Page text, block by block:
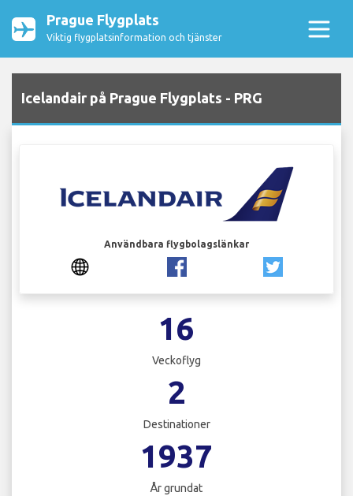
Prague Flygplats
Viktig flygplatsinformation och tjänster
Icelandair på Prague Flygplats - PRG
Användbara flygbolagslänkar
16
Veckoflyg
2
Destinationer
1937
År grundat